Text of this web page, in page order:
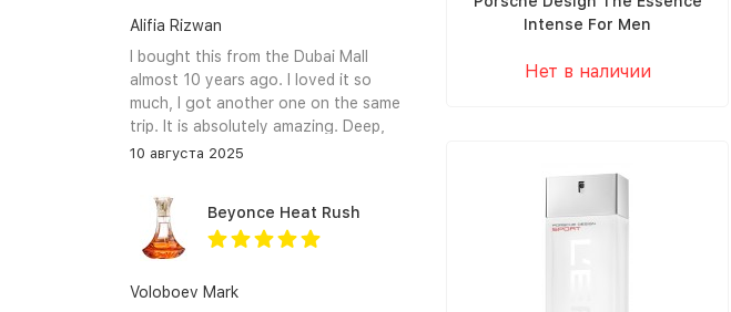
Intense For Men
Нет в наличии
Alifia Rizwan
I bought this from the Dubai Mall
almost 10 years ago. I loved it so
much, I got another one on the same
trip. It is absolutely amazing. Deep,
enchanting notes that linger on the
find it again.
10 августа 2025
Beyonce Heat Rush
Voloboev Mark